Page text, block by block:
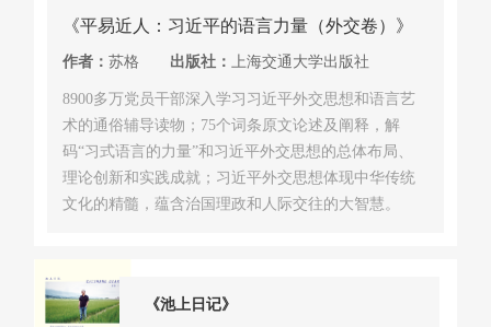
《平易近人：习近平的语言力量（外交卷）》
作者：苏格 出版社： 上海交通大学出版社
8900多万党员干部深入学习习近平外交思想和语言艺
术的通俗辅导读物；75个词条原文论述及阐释，解
码“习式语言的力量”和习近平外交思想的总体布局、
理论创新和实践成就；习近平外交思想体现中华传统
文化的精髓，蕴含治国理政和人际交往的大智慧。
《池上日记》